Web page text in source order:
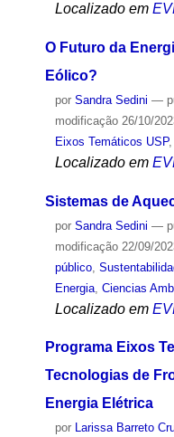
Localizado em
O Futuro da
Eólico?
por Sandra Sedini —
modificação26/10/
Eixos Temáticos USP,
Localizado em
Sistemas de
por Sandra Sedini —
modificação22/09/
público,
Energia, Ciencias
Localizado em
Programa Eixos
Tecnologias de
Energia Elétrica
por Larissa Barreto